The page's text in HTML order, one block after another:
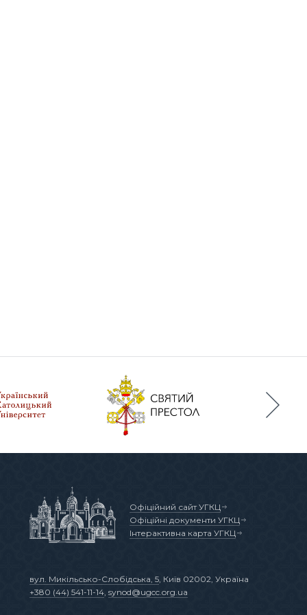
вул. Микільсько-Слобідська, 5, Київ 02002, Україна
+380 (44) 541-11-14, synod@ugcc.org.ua
Офіційний сайт УГКЦ
Офіційні документи УГКЦ
Інтерактивна карта УГКЦ